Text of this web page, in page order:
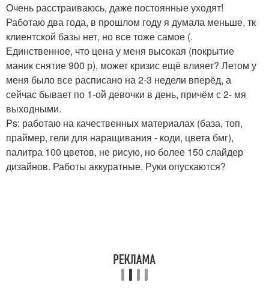
Очень расстраиваюсь, даже постоянные уходят!
Работаю два года, в прошлом году я думала меньше, тк
клиентской базы нет, но все тоже самое (.
Единственное, что цена у меня высокая (покрытие
маник снятие 900 р), может кризис ещё влияет? Летом у
меня было все расписано на 2-3 недели вперёд, а
сейчас бывает по 1-ой девочки в день, причём с 2- мя
выходными.
Ps: работаю на качественных материалах (база, топ,
праймер, гели для наращивания - коди, цвета бмг),
палитра 100 цветов, не рисую, но более 150 слайдер
дизайнов. Работы аккуратные. Руки опускаются?